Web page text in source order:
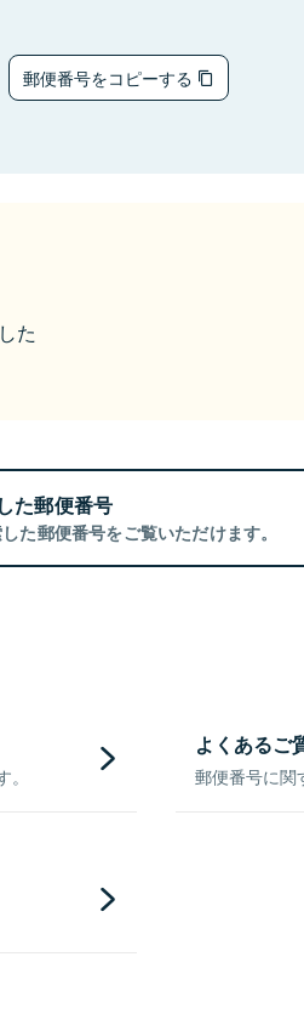
郵便番号をコピーする
た
た郵便番号
た郵便番号をご覧いただけます。
よくあるご
郵便番号に関